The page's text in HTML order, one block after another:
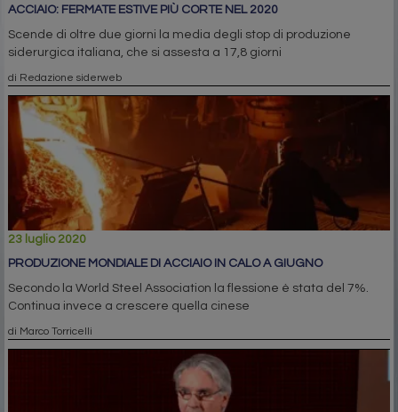
ACCIAIO: FERMATE ESTIVE PIÙ CORTE NEL 2020
Scende di oltre due giorni la media degli stop di produzione
siderurgica italiana, che si assesta a 17,8 giorni
di Redazione siderweb
23 luglio 2020
PRODUZIONE MONDIALE DI ACCIAIO IN CALO A GIUGNO
Secondo la World Steel Association la flessione è stata del 7%.
Continua invece a crescere quella cinese
di Marco Torricelli